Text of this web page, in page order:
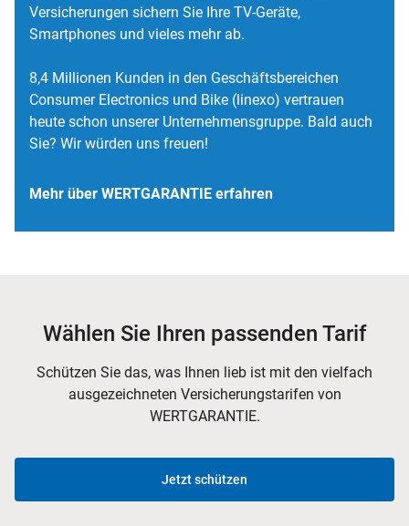
Versicherungen sichern Sie Ihre TV-Geräte,
Smartphones und vieles mehr ab.
8,4 Millionen Kunden in den Geschäftsbereichen
Consumer Electronics und Bike (linexo) vertrauen
heute schon unserer Unternehmensgruppe. Bald auch
Sie? Wir würden uns freuen!
Mehr über WERTGARANTIE erfahren
Wählen Sie Ihren passenden Tarif
Schützen Sie das, was Ihnen lieb ist mit den vielfach
ausgezeichneten Versicherungstarifen von
WERTGARANTIE.
Jetzt schützen